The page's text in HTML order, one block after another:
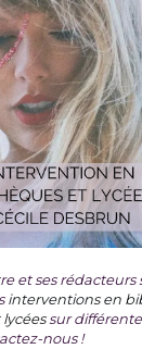
et ses rédacteurs
interventions en
sur
nous !